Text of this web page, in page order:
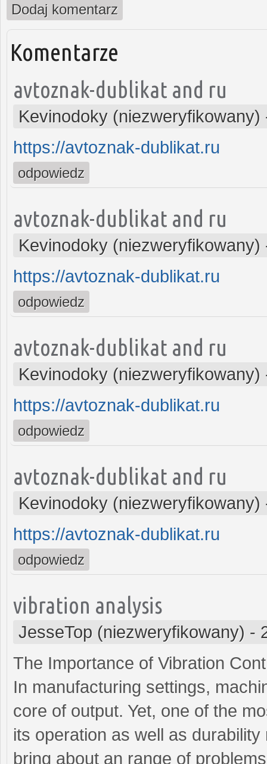
Dodaj komentarz
Komentarze
avtoznak-dublikat and ru
Kevinodoky (niezweryfikowany)
https://avtoznak-dublikat.ru
odpowiedz
avtoznak-dublikat and ru
Kevinodoky (niezweryfikowany)
https://avtoznak-dublikat.ru
odpowiedz
avtoznak-dublikat and ru
Kevinodoky (niezweryfikowany)
https://avtoznak-dublikat.ru
odpowiedz
avtoznak-dublikat and ru
Kevinodoky (niezweryfikowany)
https://avtoznak-dublikat.ru
odpowiedz
vibration analysis
JesseTop (niezweryfikowany) -
The Importance of Vibration
In manufacturing settings,
core of output. Yet, one of the
its operation as well as
bring about an range of